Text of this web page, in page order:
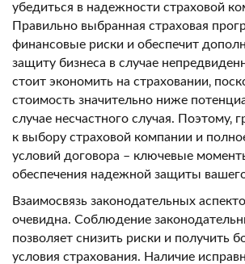
убедиться в надежности страховой
Правильно выбранная страховая
финансовые риски и обеспечит
защиту бизнеса в случае
стоит экономить на страховании‚
стоимость значительно ниже
случае несчастного случая. Поэтому‚
к выбору страховой компании и
условий договора – ключевые
обеспечения надежной защиты
Взаимосвязь законодательных
очевидна. Соблюдение
позволяет снизить риски и получить
условия страхования. Наличие